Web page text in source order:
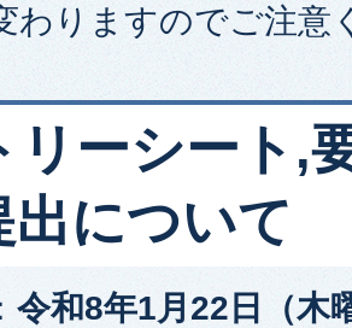
わりますのでご注意
リーシート,
出について
令和8年1月22日（木